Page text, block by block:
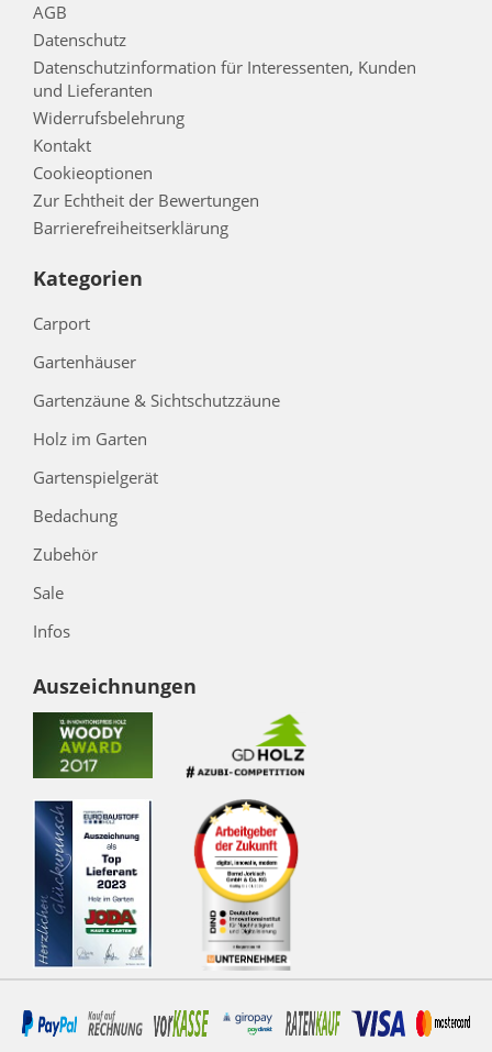
AGB
Datenschutz
Datenschutzinformation für Interessenten, Kunden
und Lieferanten
Widerrufsbelehrung
Kontakt
Cookieoptionen
Zur Echtheit der Bewertungen
Barrierefreiheitserklärung
Kategorien
Carport
Gartenhäuser
Gartenzäune & Sichtschutzzäune
Holz im Garten
Gartenspielgerät
Bedachung
Zubehör
Sale
Infos
Auszeichnungen